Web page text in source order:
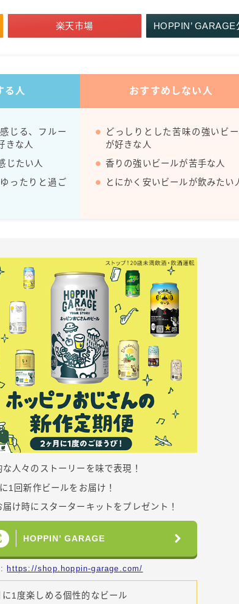
楽天市場 HOPPIN’ GARAGE
る人 おすすめしない人
じる、フルー
きな人
じたい人
ったりと過ご
どっしりとした苦味の強いビ
が好きな人
香りの強いビールが苦手な人
とにかく安いビールが飲みたい
な人々のストーリーを味で表現！
1回新作ビールをお届け！
届け時にスターターキットをプレゼント！
HOPPIN’ GARAGE
https://shop.hoppin-garage.com/
に1度楽しめる個性的なビール